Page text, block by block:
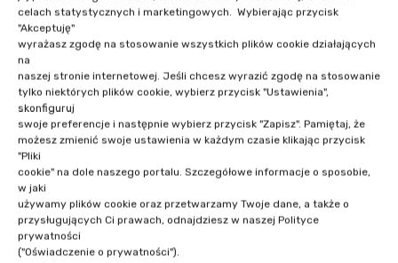
celach statystycznych i marketingowych. Wybierając przycisk
"Akceptuję"
wyrażasz zgodę na stosowanie wszystkich plików cookie działających
na
naszej stronie internetowej. Jeśli chcesz wyrazić zgodę na stosowanie
tylko niektórych plików cookie, wybierz przycisk "Ustawienia",
skonfiguruj
swoje preferencje i następnie wybierz przycisk "Zapisz". Pamiętaj, że
możesz zmienić swoje ustawienia w każdym czasie klikając przycisk
"Pliki
cookie" na dole naszego portalu. Szczegółowe informacje o sposobie,
w jaki
używamy plików cookie oraz przetwarzamy Twoje dane, a także o
przysługujących Ci prawach, odnajdziesz w naszej Polityce
prywatności
("Oświadczenie o prywatności").